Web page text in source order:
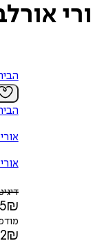
₪
₪